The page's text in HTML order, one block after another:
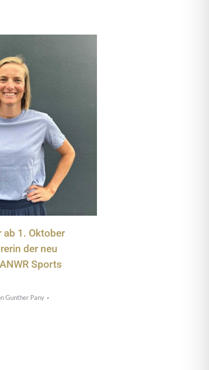
ab 1. Oktober
der neu
Sports
Gunther Pany